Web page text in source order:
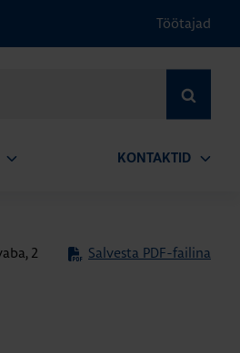
Töötajad
KONTAKTID
2
Salvesta PDF-failina